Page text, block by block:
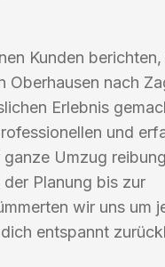
Kunden
Oberhausen nach
Erlebnis
und
Umzug
Planung bis zur
wir uns um
entspannt